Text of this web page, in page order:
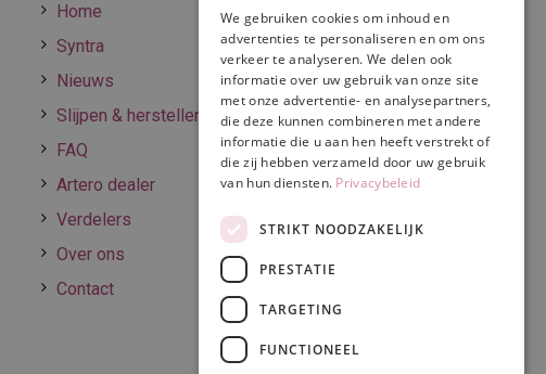
Home
Syntra
Nieuws
Slijpen & herstellen
FAQ
Artero dealer
Verdelers
Over ons
Contact
Online betalen
Retourneren
Algemene
voorwaarden
Privacy & Cookie
policy
Disclaimer
We gebruiken cookies om inhoud en
advertenties te personaliseren en om ons
verkeer te analyseren. We delen ook
informatie over uw gebruik van onze site
met onze advertentie- en analysepartners,
die deze kunnen combineren met andere
informatie die u aan hen heeft verstrekt of
die zij hebben verzameld door uw gebruik
van hun diensten. Privacybeleid
STRIKT NOODZAKELIJK
PRESTATIE
TARGETING
FUNCTIONEEL